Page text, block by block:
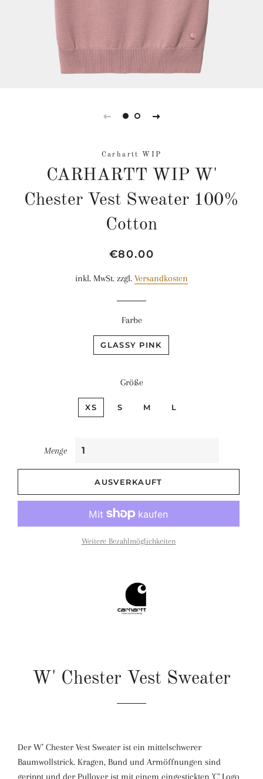
Carhartt WIP
CARHARTT WIP W'
Chester Vest Sweater 100%
Cotton
Normaler
Sonderpreis
€80.00
inkl. MwSt. zzgl. Versandkosten
Farbe
GLASSY PINK
Größe
XS S M L
Menge
AUSVERKAUFT
Weitere Bezahlmöglichkeiten
W' Chester Vest Sweater
Der W’ Chester Vest Sweater ist ein mittelschwerer
Baumwollstrick. Kragen, Bund und Armöffnungen sind
gerippt und der Pullover ist mit einem eingestickten 'C' Logo